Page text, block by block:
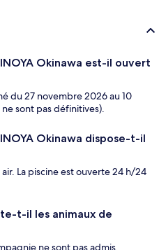
Okinawa est-il ouvert
du 27 novembre 2026 au 10
sont pas définitives).
Okinawa dispose-t-il
La piscine est ouverte 24 h/24
t-il les animaux de
ne sont pas admis.